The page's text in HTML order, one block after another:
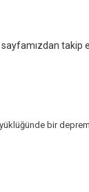
takip
bir